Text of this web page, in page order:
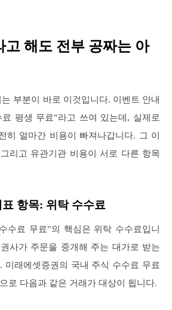
고 해도 전부 공짜는 아
부분이 바로 이것입니다. 이벤트 안내
평생 무료”라고 쓰여 있는데, 실제로
히 얼마간 비용이 빠져나갑니다. 그 이
리고 유관기관 비용이 서로 다른 항목
항목: 위탁 수수료
수료 무료”의 핵심은 위탁 수수료입니
사가 주문을 중개해 주는 대가로 받는
미래에셋증권의 국내 주식 수수료 무료
로 다음과 같은 거래가 대상이 됩니다.